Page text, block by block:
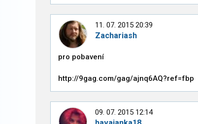
11. 07. 2015 20:39
Zachariash
pro pobavení
http://9gag.com/gag/ajnq6AQ?ref=fbp
09. 07. 2015 12:14